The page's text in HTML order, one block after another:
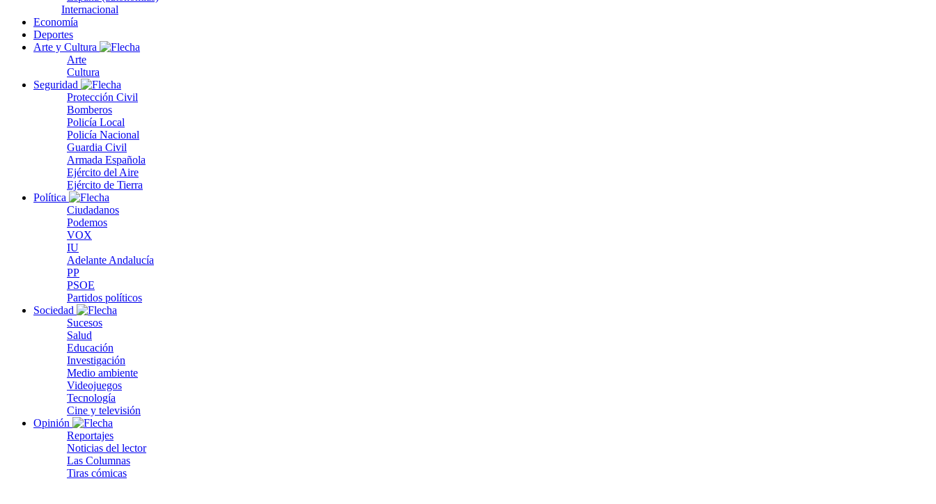
Internacional
Economía
Deportes
Arte y Cultura
Arte
Cultura
Seguridad
Protección Civil
Bomberos
Policía Local
Policía Nacional
Guardia Civil
Armada Española
Ejército del Aire
Ejército de Tierra
Política
Ciudadanos
Podemos
VOX
IU
Adelante Andalucía
PP
PSOE
Partidos políticos
Sociedad
Sucesos
Salud
Educación
Investigación
Medio ambiente
Videojuegos
Tecnología
Cine y televisión
Opinión
Reportajes
Noticias del lector
Las Columnas
Tiras cómicas